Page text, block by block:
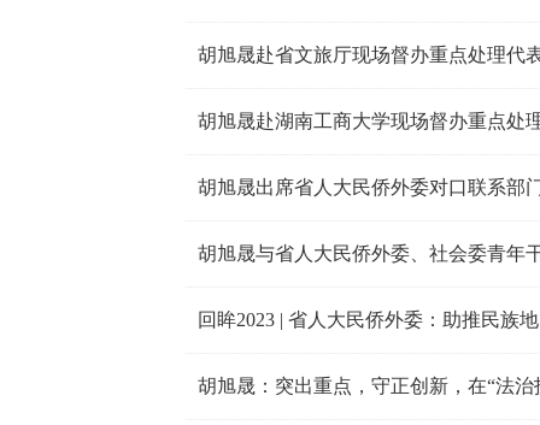
胡旭晟赴省文旅厅现场督办重点处理代
胡旭晟赴湖南工商大学现场督办重点处
胡旭晟出席省人大民侨外委对口联系部
回眸2023 | 省人大民侨外委：助推民族